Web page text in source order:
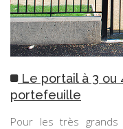
Le portail à 3 ou
portefeuille
Pour les très grands